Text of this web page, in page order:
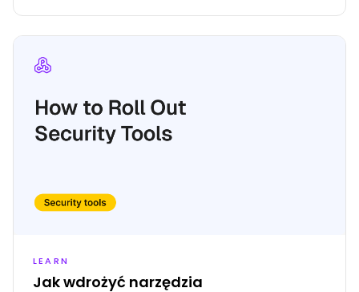
LEARN
Jak wdrożyć narzędzia